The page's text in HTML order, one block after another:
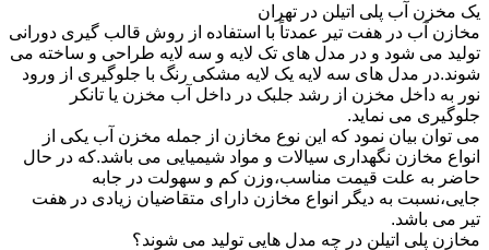
یک مخزن آب پلی اتیلن در تهران
مخازن آب در هفت تیر عمدتاً با استفاده از روش قالب گیری دورانی
تولید می شود و در مدل های تک لایه و سه لایه طراحی و ساخته می
شوند.در مدل های سه لایه یک لایه مشکی رنگ با جلوگیری از ورود
نور به داخل مخزن از رشد جلبک در داخل آب مخزن یا تانکر
جلوگیری می نماید.
می توان بیان نمود که این نوع مخازن از جمله مخزن آب یکی از
انواع مخازن نگهداری سیالات و مواد شیمیایی می باشد.که در حال
حاضر به علت قیمت مناسب،وزن کم و سهولت در جابه
جایی،نسبت به دیگر انواع مخازن دارای متقاضیان زیادی در هفت
تیر می باشد.
مخازن پلی اتیلن در چه مدل هایی تولید می شوند؟